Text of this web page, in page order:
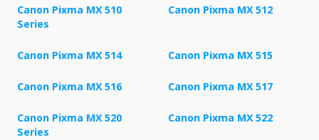
Canon Pixma MX 510
Series
Canon Pixma MX 512
Canon Pixma MX 514 Canon Pixma MX 515
Canon Pixma MX 516 Canon Pixma MX 517
Canon Pixma MX 520
Series
Canon Pixma MX 522